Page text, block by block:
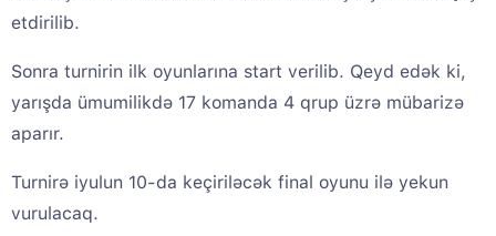
etdirilib.
Sonra turnirin ilk oyunlarına start verilib. Qeyd edək ki,
yarışda ümumilikdə 17 komanda 4 qrup üzrə mübarizə
aparır.
Turnirə iyulun 10-da keçiriləcək final oyunu ilə yekun
vurulacaq.